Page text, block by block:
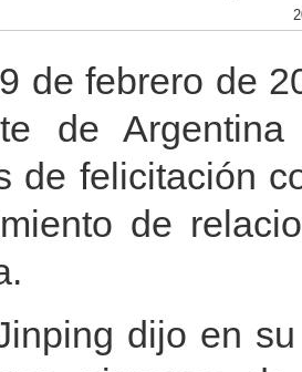
febrero de
de
de felicitación
de
dijo en su